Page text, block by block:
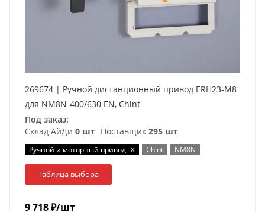
269674 | Ручной дистанционный привод ERH23-M8
для NM8N-400/630 EN, Chint
Под заказ:
Склад АйДи 0 шт Поставщик 295 шт
Ручной и моторный привод x Chint NM8N
Таблица выбора
9 718₽/шт